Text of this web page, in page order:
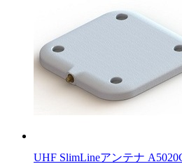
UHF SlimLineアンテナ